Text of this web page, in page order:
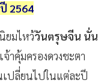
2564
ยมไหว้วันตรุษจีน นั่น
าคุ้มครองดวงชะตา
เปลี่ยนไปในแต่ละปี